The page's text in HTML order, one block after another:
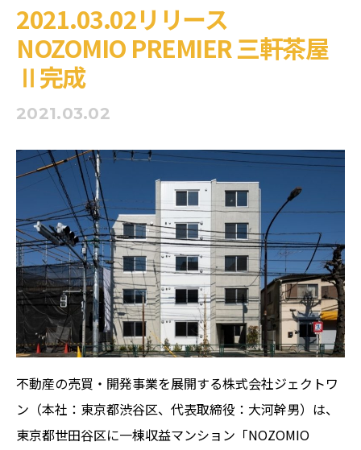
2021.03.02リリース
NOZOMIO PREMIER 三軒茶屋
Ⅱ完成
2021.03.02
不動産の売買・開発事業を展開する株式会社ジェクトワ
ン（本社：東京都渋谷区、代表取締役：大河幹男）は、
東京都世田谷区に一棟収益マンション「NOZOMIO